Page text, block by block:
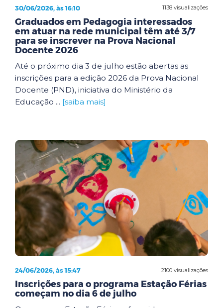
1138 visualizações
30/06/2026, às 16:10
Graduados em Pedagogia interessados
em atuar na rede municipal têm até 3/7
para se inscrever na Prova Nacional
Docente 2026
Até o próximo dia 3 de julho estão abertas as
inscrições para a edição 2026 da Prova Nacional
Docente (PND), iniciativa do Ministério da
Educação ... [saiba mais]
2100 visualizações
24/06/2026, às 15:47
Inscrições para o programa Estação Férias
começam no dia 6 de julho